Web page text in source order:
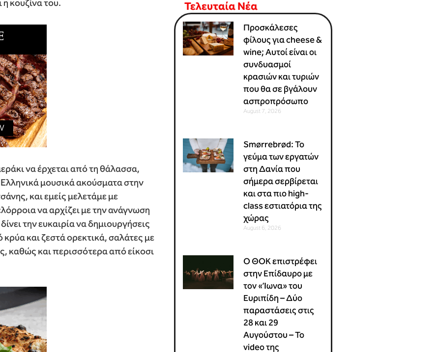
κουζίνα του.
να έρχεται από τη θάλασσα,
μουσικά ακούσματα στην
και εμείς μελετάμε με
να αρχίζει με την ανάγνωση
την ευκαιρία να δημιουργήσεις
και ζεστά ορεκτικά, σαλάτες με
καθώς και περισσότερα από είκοσι
Τελευταία Νέα
Προσκάλεσες
φίλους για cheese &
wine; Αυτοί είναι οι
συνδυασμοί
κρασιών και τυριών
που θα σε βγάλουν
ασπροπρόσωπο
August 7, 2026
Smørrebrød: Το
γεύμα των εργατών
στη Δανία που
σήμερα σερβίρεται
και στα πιο high-
class εστιατόρια της
χώρας
August 6, 2026
Ο ΘΟΚ επιστρέφει
στην Επίδαυρο με
τον «Ίωνα» του
Ευριπίδη – Δύο
παραστάσεις στις
28 και 29
Αυγούστου – Το
video της